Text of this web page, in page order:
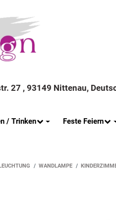
27 , 93149 Nittenau,
/ Trinken Feste Feiern
WANDLAMPE